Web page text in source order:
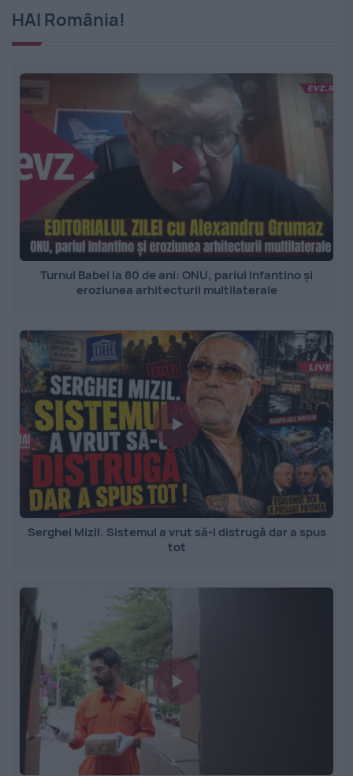
HAI România!
Turnul Babel la 80 de ani: ONU, pariul Infantino și
eroziunea arhitecturii multilaterale
Serghei Mizil. Sistemul a vrut să-l distrugă dar a spus
tot